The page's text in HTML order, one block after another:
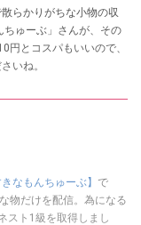
らかりがちな小物の収
ちゅーぶ」さんが、その
円とコスパもいいので、
いね。
なもんちゅーぶ】 で
物だけを配信。為になる
スト1級を取得しまし